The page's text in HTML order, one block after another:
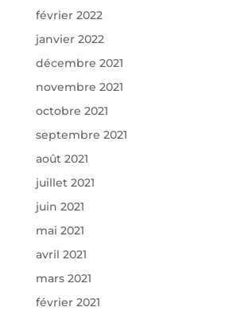
février 2022
janvier 2022
décembre 2021
novembre 2021
octobre 2021
septembre 2021
août 2021
juillet 2021
juin 2021
mai 2021
avril 2021
mars 2021
février 2021